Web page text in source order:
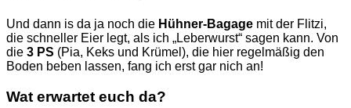
Und dann is da ja noch die Hühner-Bagage mit der Flitzi,
die schneller Eier legt, als ich „Leberwurst“ sagen kann. Von
die 3 PS (Pia, Keks und Krümel), die hier regelmäßig den
Boden beben lassen, fang ich erst gar nich an!
Wat erwartet euch da?